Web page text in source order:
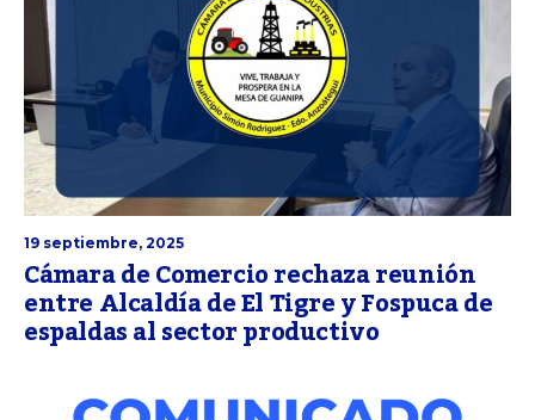
19 septiembre, 2025
Cámara de Comercio rechaza reunión
entre Alcaldía de El Tigre y Fospuca de
espaldas al sector productivo